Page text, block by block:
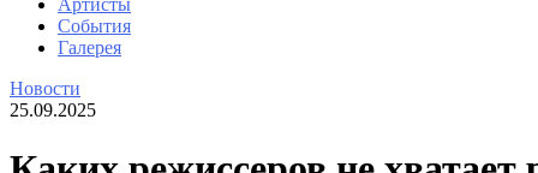
События
Галерея
Новости
25.09.2025